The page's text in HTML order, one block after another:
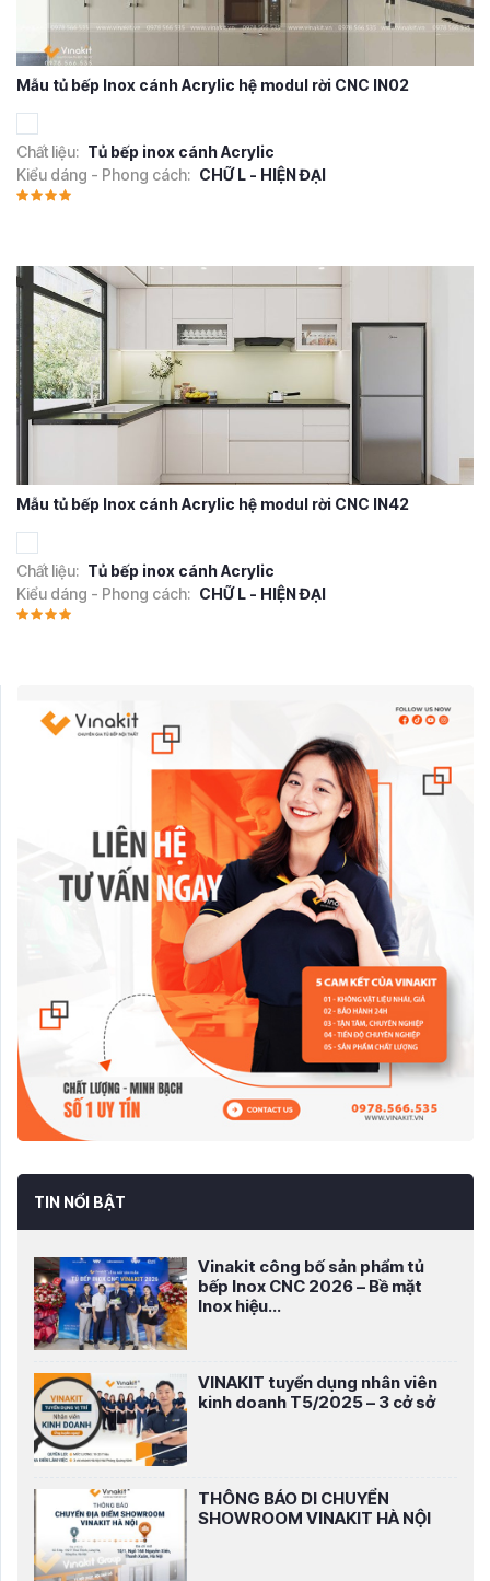
TIN NỔI BẬT
Vinakit công bố sản phẩm tủ
bếp Inox CNC 2026 – Bề mặt
Inox hiệu...
VINAKIT tuyển dụng nhân viên
kinh doanh T5/2025 – 3 cở sở
THÔNG BÁO DI CHUYỂN
SHOWROOM VINAKIT HÀ NỘI
Mẫu tủ bếp Inox cánh Acrylic hệ modul rời CNC IN02
Chất liệu: Tủ bếp inox cánh Acrylic
Kiểu dáng - Phong cách: CHỮ L - HIỆN ĐẠI
Mẫu tủ bếp Inox cánh Acrylic hệ modul rời CNC IN42
Chất liệu: Tủ bếp inox cánh Acrylic
Kiểu dáng - Phong cách: CHỮ L - HIỆN ĐẠI